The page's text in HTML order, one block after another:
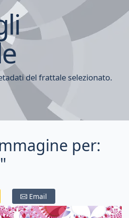
del frattale selezionato.
per:
Email